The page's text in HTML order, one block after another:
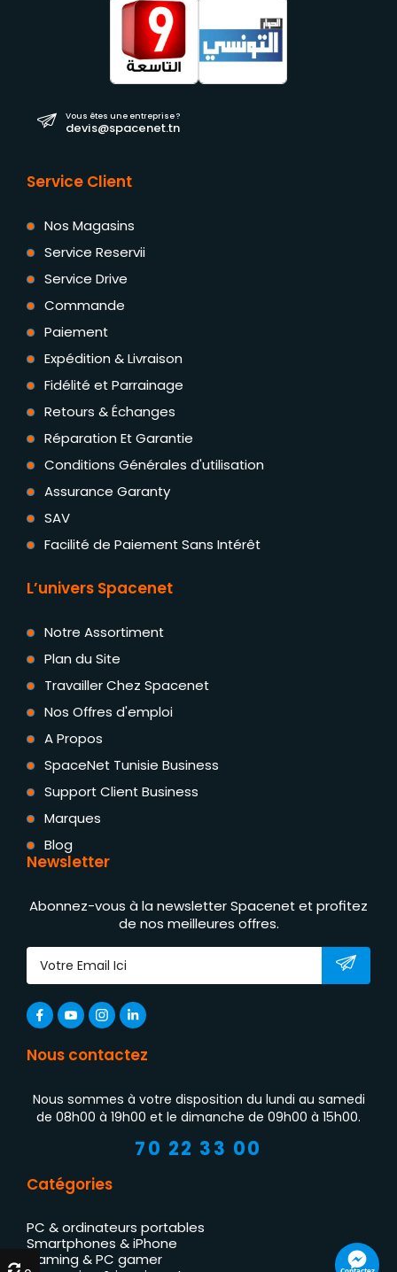
Vous êtes une entreprise ?
devis@spacenet.tn
Service Client
Nos Magasins
Service Reservii
Service Drive
Commande
Paiement
Expédition & Livraison
Fidélité et Parrainage
Retours & Échanges
Réparation Et Garantie
Conditions Générales d'utilisation
Assurance Garanty
SAV
Facilité de Paiement Sans Intérêt
L’univers Spacenet
Notre Assortiment
Plan du Site
Travailler Chez Spacenet
Nos Offres d'emploi
A Propos
SpaceNet Tunisie Business
Support Client Business
Marques
Blog
Newsletter
Abonnez-vous à la newsletter Spacenet et profitez
de nos meilleures offres.
Nous contactez
Nous sommes à votre disposition du lundi au samedi
de 08h00 à 19h00 et le dimanche de 09h00 à 15h00.
70 22 33 00
Catégories
PC & ordinateurs portables
Smartphones & iPhone
Gaming & PC gamer